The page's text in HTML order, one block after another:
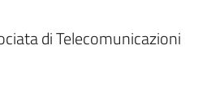
di Telecomunicazioni